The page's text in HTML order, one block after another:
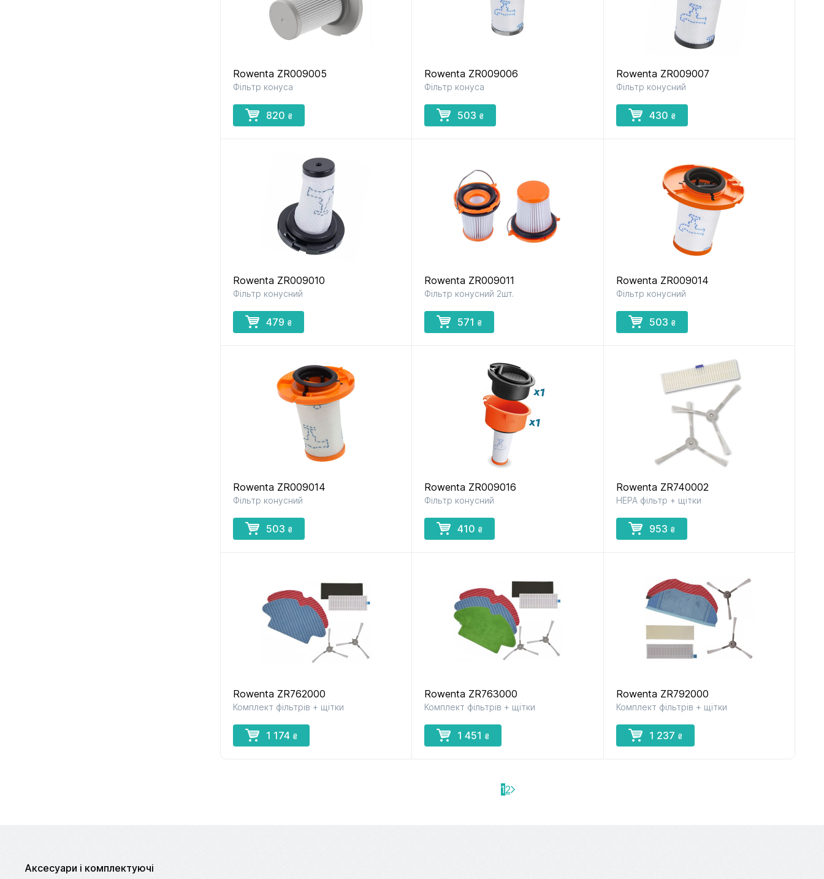
Rowenta ZR009005
Фільтр конуса
820 ₴
Rowenta ZR009006
Фільтр конуса
503 ₴
Rowenta ZR009007
Фільтр конусний
430 ₴
Rowenta ZR009010
Фільтр конусний
479 ₴
Rowenta ZR009011
Фільтр конусний 2шт.
571 ₴
Rowenta ZR009014
Фільтр конусний
503 ₴
Rowenta ZR009014
Фільтр конусний
503 ₴
Rowenta ZR009016
Фільтр конусний
410 ₴
Rowenta ZR740002
HEPA фільтр + щітки
953 ₴
Rowenta ZR762000
Комплект фільтрів + щітки
1 174 ₴
Rowenta ZR763000
Комплект фільтрів + щітки
1 451 ₴
Rowenta ZR792000
Комплект фільтрів + щітки
1 237 ₴
12
Аксесуари і комплектуючі